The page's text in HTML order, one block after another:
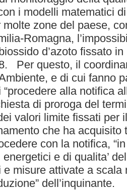
i modelli matematici
molte zone del paese,
Romagna,
d’azoto fissato
Per questo, il
e di cui fanno
alla notifica
di proroga del
valori limite fissati per
che ha acquisito
con la notifica,
e di qualita’
e misure attivate a scala
dell’inquinante.